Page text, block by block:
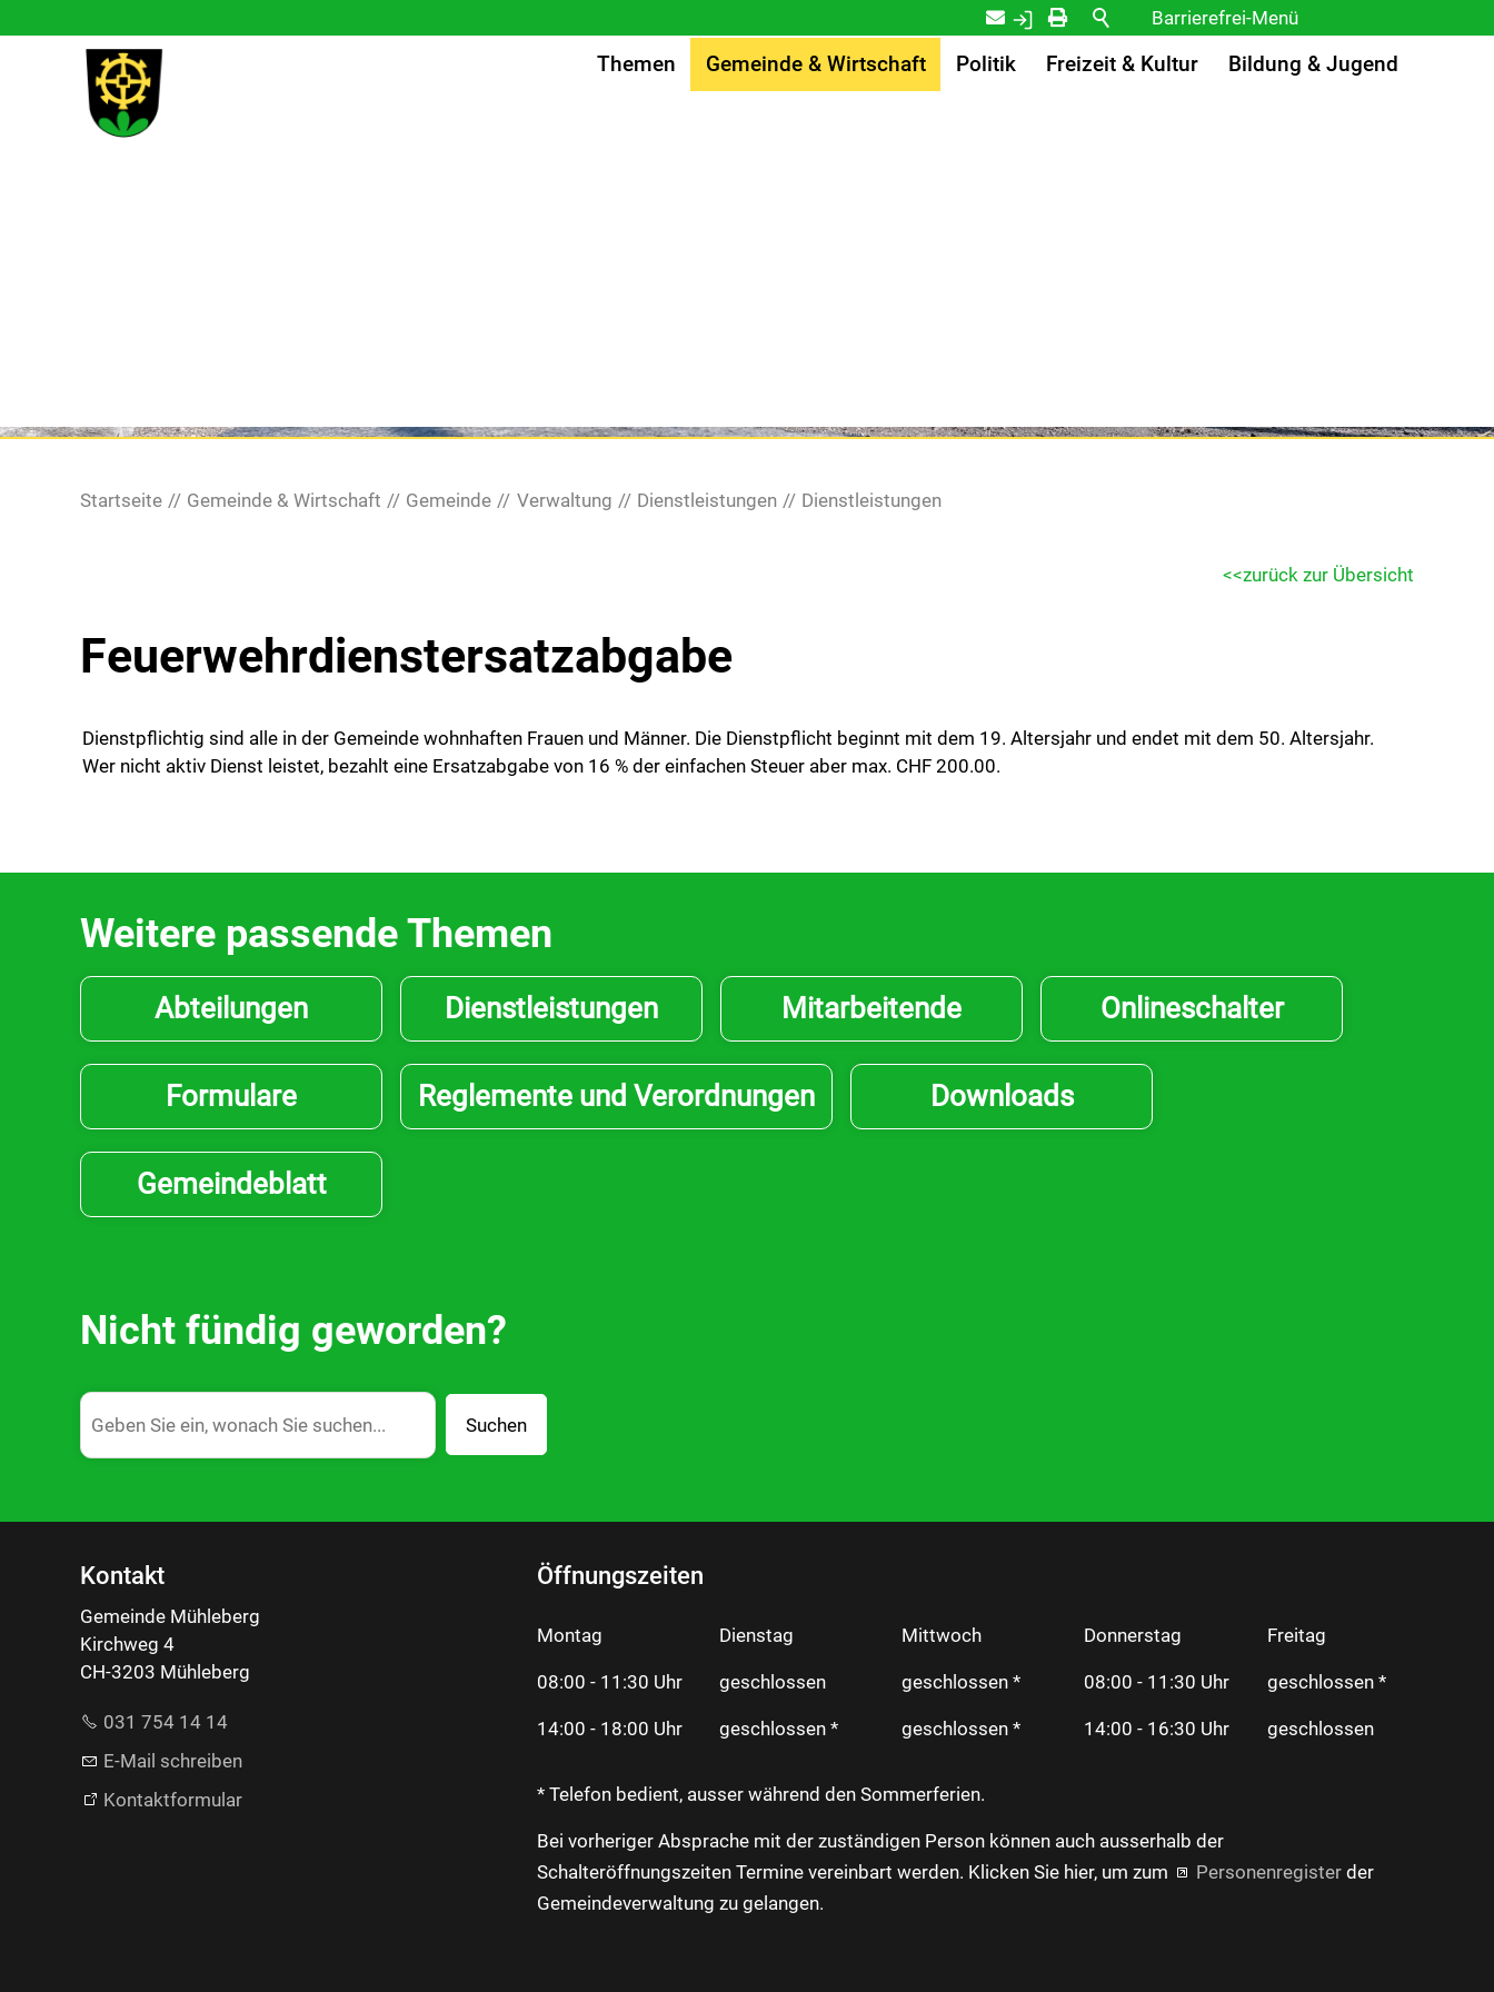
Barrierefrei-Menü
Powered by Weblication® CMS
Kontakt
LoginDrucken
Themen Gemeinde & Wirtschaft Politik Freizeit & Kultur Bildung & Jugend
Startseite Gemeinde & Wirtschaft Gemeinde Verwaltung Dienstleistungen Dienstleistungen
zurück zur Übersicht
Feuerwehrdienstersatzabgabe
Dienstpflichtig sind alle in der Gemeinde wohnhaften Frauen und Männer. Die Dienstpflicht beginnt mit dem 19. Altersjahr und endet mit dem 50. Altersjahr.
Wer nicht aktiv Dienst leistet, bezahlt eine Ersatzabgabe von 16 % der einfachen Steuer aber max. CHF 200.00.
Weitere passende Themen
Abteilungen Dienstleistungen Mitarbeitende Onlineschalter
Formulare Reglemente und Verordnungen Downloads
Gemeindeblatt
Nicht fündig geworden?
Suchen
Kontakt
Gemeinde Mühleberg
Kirchweg 4
CH-3203 Mühleberg
031 754 14 14
E-Mail schreiben
Kontaktformular
Öffnungszeiten
Montag
08:00 - 11:30 Uhr
14:00 - 18:00 Uhr
Dienstag
geschlossen
geschlossen *
Mittwoch
geschlossen *
geschlossen *
Donnerstag
08:00 - 11:30 Uhr
14:00 - 16:30 Uhr
Freitag
geschlossen *
geschlossen
* Telefon bedient, ausser während den Sommerferien.
Bei vorheriger Absprache mit der zuständigen Person können auch ausserhalb der
Schalteröffnungszeiten Termine vereinbart werden. Klicken Sie hier, um zum
Personenregisterder
Gemeindeverwaltung zu gelangen.